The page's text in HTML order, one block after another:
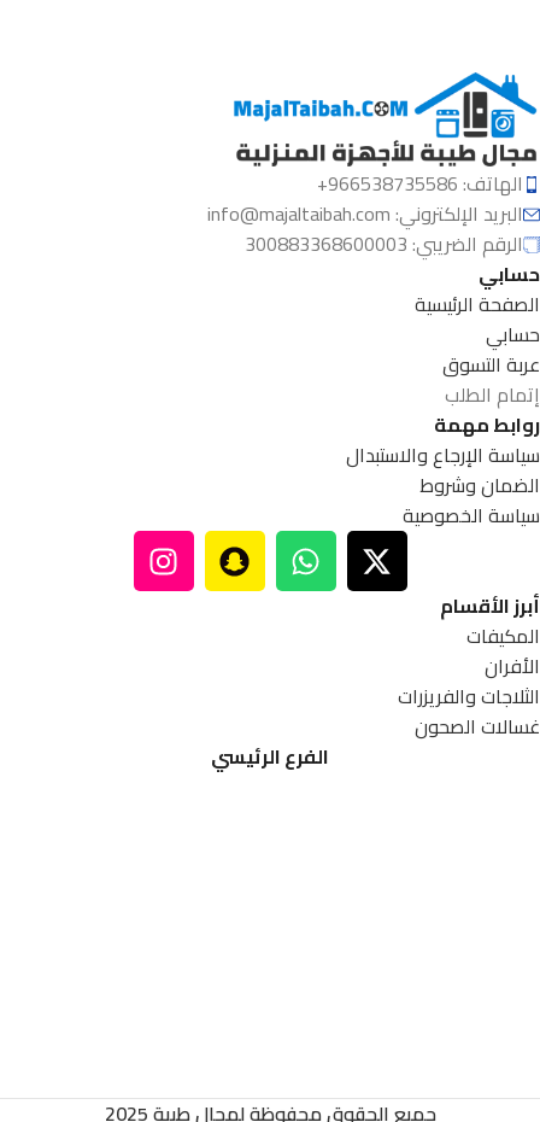
الهاتف: 966538735586+
البريد الإلكتروني:info@majaltaibah.com
الرقم الضريبي: 300883368600003
حسابي
الصفحة الرئيسية
حسابي
عربة التسوق
إتمام الطلب
روابط مهمة
سياسة الإرجاع والاستبدال
الضمان وشروط
سياسة الخصوصية
أبرز الأقسام
المكيفات
الأفران
الثلاجات والفريزرات
غسالات الصحون
الفرع الرئيسي
جميع الحقوق محفوظة لمجال طيبة 2025